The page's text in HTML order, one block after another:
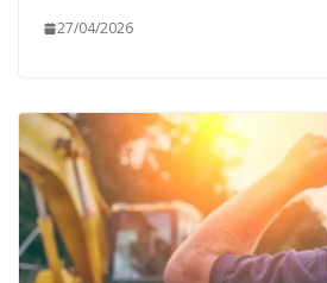
27/04/2026